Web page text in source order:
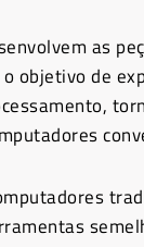
as
objetivo de